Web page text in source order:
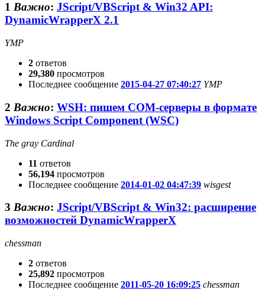
1 Важно: JScript/VBScript & Win32 API:
DynamicWrapperX 2.1
YMP
2 ответов
29,380 просмотров
Последнее сообщение 2015-04-27 07:40:27 YMP
2 Важно: WSH: пишем COM-серверы в формате
Windows Script Component (WSC)
The gray Cardinal
11 ответов
56,194 просмотров
Последнее сообщение 2014-01-02 04:47:39 wisgest
3 Важно: JScript/VBScript & Win32: расширение
возможностей DynamicWrapperX
chessman
2 ответов
25,892 просмотров
Последнее сообщение 2011-05-20 16:09:25 chessman